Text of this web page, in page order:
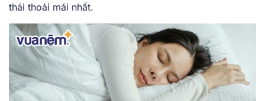
thái thoải mái nhất.